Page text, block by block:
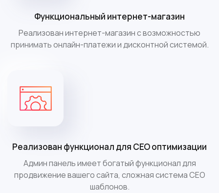
Функциональный интернет-магазин
Реализован интернет-магазин с возможностью
принимать онлайн-платежи и дисконтной системой.
Реализован функционал для СЕО оптимизации
Админ панель имеет богатый функционал для
продвижение вашего сайта, сложная система СЕО
шаблонов.